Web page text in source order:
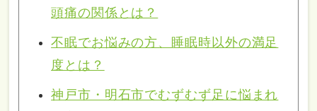
頭痛の関係とは？
不眠でお悩みの方、睡眠時以外の満足
度とは？
神戸市・明石市でむずむず足に悩まれ